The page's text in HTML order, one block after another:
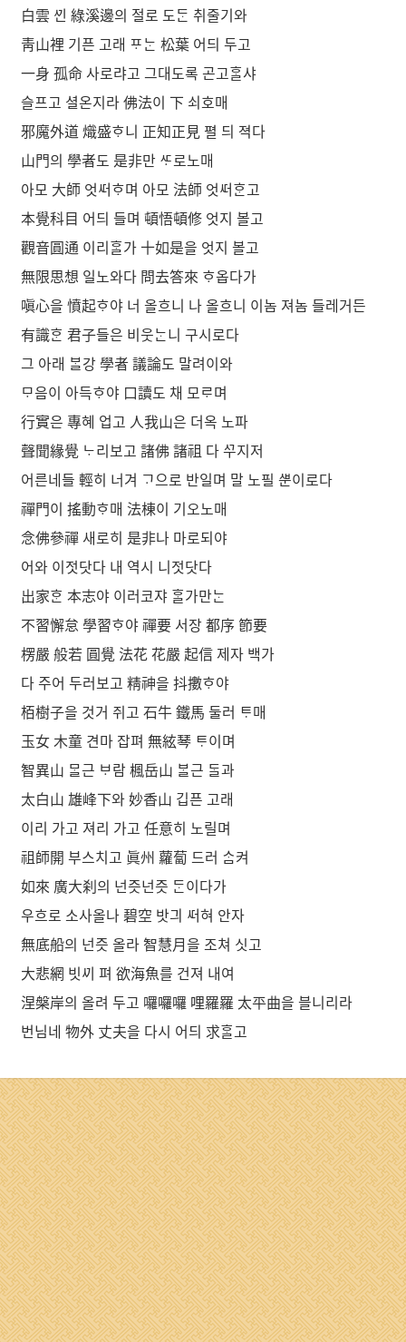
白雲 ᄭᅵᆫ 綠溪邊의 절로 도ᄃᆞᆫ 취줄기와
靑山裡 기픈 고래 ᄑᆞᄂᆞᆫ 松葉 어듸 두고
一身 孤命 사로랴고 그대도록 곤고ᄒᆞᆯ샤
슬프고 셜온지라 佛法이 下 쇠호매
邪魔外道 熾盛ᄒᆞ니 正知正見 펼 듸 젹다
山門의 學者도 是非만 ᄯᆞ로노매
아모 大師 엇ᄯᅥᄒᆞ며 아모 法師 엇ᄯᅥᄒᆞᆫ고
本覺科目 어듸 들며 頓悟頓修 엇지 볼고
觀音圓通 이리ᄒᆞᆯ가 十如是을 엇지 볼고
無限思想 일노와다 問去答來 ᄒᆞ옵다가
嗔心을 憤起ᄒᆞ야 너 올흐니 나 올흐니 이놈 져놈 들레거든
有識ᄒᆞᆫ 君子들은 비웃ᄂᆞᆫ니 구시로다
그 아래 ᄇᆞᆯ강 學者 議論도 말려이와
ᄆᆞ음이 아득ᄒᆞ야 口讀도 채 모ᄅᆞ며
行實은 專혜 업고 人我山은 더옥 노파
聲聞緣覺 ᄂᆞ리보고 諸佛 諸祖 다 ᄭᅮ지저
어른네들 輕히 너겨 ᄀᆞ으로 반일며 말 노필 ᄲᅮᆫ이로다
禪門이 搖動ᄒᆞ매 法棟이 기오노매
念佛參禪 새로히 是非나 마로되야
어와 이젓닷다 내 역시 니젓닷다
出家ᄒᆞᆫ 本志야 이러코쟈 ᄒᆞᆯ가만ᄂᆞᆫ
不習懈怠 學習ᄒᆞ야 禪要 서장 都序 節要
楞嚴 般若 圓覺 法花 花嚴 起信 제자 백가
다 주어 두러보고 精神을 抖擻ᄒᆞ야
栢樹子을 것거 쥐고 石牛 鐵馬 둘러 ᄐᆞ매
玉女 木童 견마 잡펴 無絃琴 ᄐᆞ이며
智異山 ᄆᆞᆯ근 ᄇᆞ람 楓岳山 ᄇᆞᆯ근 ᄃᆞᆯ과
太白山 雄峰下와 妙香山 깁픈 고래
이리 가고 져리 가고 任意히 노릴며
祖師開 부스치고 眞州 蘿蔔 드러 ᄉᆞᆷ켜
如來 廣大刹의 넌즛넌즛 ᄃᆞᆫ이다가
우흐로 소사올나 碧空 밧긔 ᄯᅥ혀 안자
無底船의 넌즛 올라 智慧月을 조쳐 싯고
大悲網 빗ᄭᅵ 펴 欲海魚를 건져 내여
涅槃岸의 올려 두고 囉囉囉 哩羅羅 太平曲을 블니리라
번님네 物外 丈夫을 다시 어듸 求ᄒᆞᆯ고